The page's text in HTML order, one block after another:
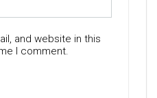
and website in this
I comment.